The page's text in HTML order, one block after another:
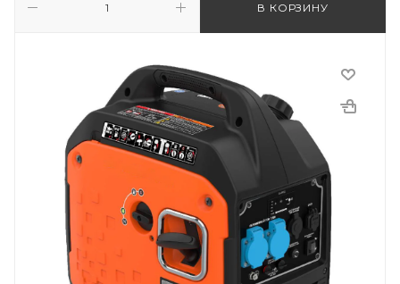
В КОРЗИНУ